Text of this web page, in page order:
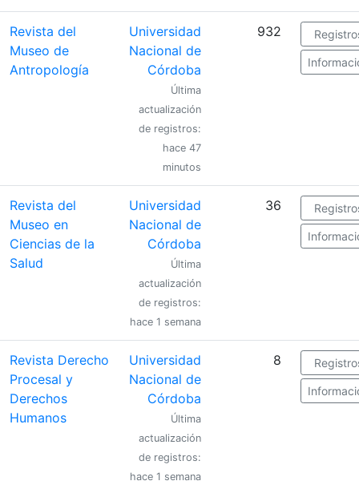
Revista del
Museo de
Antropología
Universidad
Nacional de
Córdoba
Última
actualización
de registros:
hace 47
minutos
932
Revista del
Museo en
Ciencias de la
Salud
Universidad
Nacional de
Córdoba
Última
actualización
de registros:
hace 1 semana
36
Revista Derecho
Procesal y
Derechos
Humanos
Universidad
Nacional de
Córdoba
Última
actualización
de registros:
hace 1 semana
8